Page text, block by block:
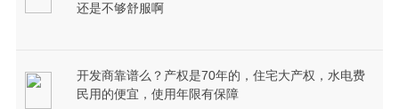
还是不够舒服啊
开发商靠谱么？产权是70年的，住宅大产权，水电费
民用的便宜，使用年限有保障